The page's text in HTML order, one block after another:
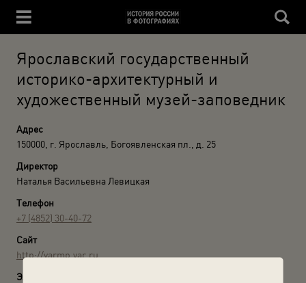
Ярославский государственный
историко-архитектурный и
художественный музей-заповедник
Адрес
150000, г. Ярославль, Богоявленская пл., д. 25
Директор
Наталья Васильевна Левицкая
Телефон
+7 (4852) 30-40-72
Сайт
http://yarmp.yar.ru
Электронная почта